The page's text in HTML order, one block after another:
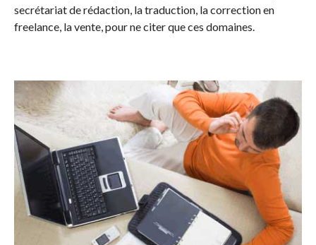
secrétariat de rédaction, la traduction, la correction en
freelance, la vente, pour ne citer que ces domaines.